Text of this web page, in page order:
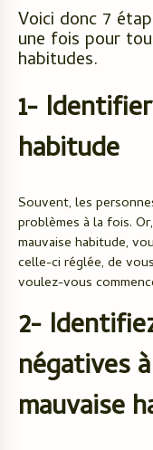
Voici donc 7
une fois pour
habitudes.
1-
habitude
Souvent, les
problèmes à la fois.
mauvaise habitude,
celle-ci réglée, de
voulez-vous
2-
négatives
mauvaise